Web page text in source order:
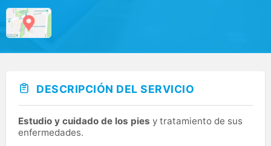
DESCRIPCIÓN DEL SERVICIO
Estudio y cuidado de los pies y tratamiento de sus
enfermedades.